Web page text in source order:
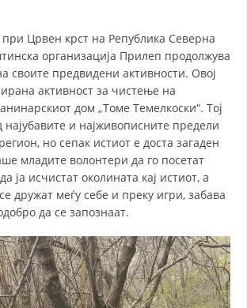
ВО ПРОФЕСИОНАЛНИ ТЕЛА
ЗАКОН ЗА ЦКРМ
СТАТУТ НА ЦКРМ
ОРГАНИЗАЦИЈА И РАЗВОЈ
РАКОВОДЕН ОДБОР
СОБРАНИЕ
Црвен крст на Република Северна
организација Прилеп продолжува
своите предвидени активности. Овој
активност за чистење на
дом „Томе Темелкоски“. Тој
најубавите и најживописните предели
но сепак истиот е доста загаден
младите волонтери да го посетат
ја исчистат околината кај истиот, а
дружат меѓу себе и преку игри, забава
да се запознаат.